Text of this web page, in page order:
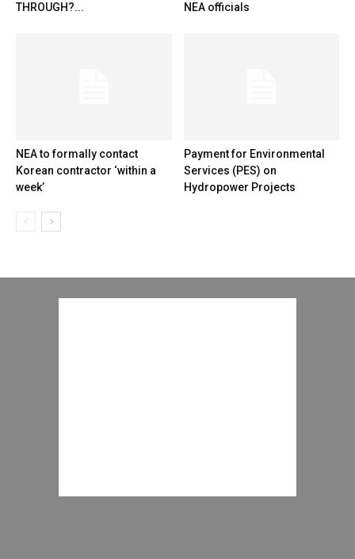
THROUGH?...
NEA officials
NEA to formally contact
Korean contractor ‘within a
week’
Payment for Environmental
Services (PES) on
Hydropower Projects